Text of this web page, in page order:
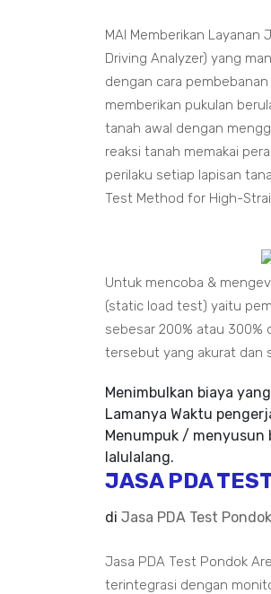
MAI Memberikan
Driving Analyzer) yang
dengan cara
memberikan pukulan
tanah awal dengan
reaksi tanah memakai
perilaku setiap lapisan
Test Method for High-
Untuk mencoba &
(static load test) yaitu
sebesar 200% atau 300%
tersebut yang akurat dan
Menimbulkan biaya
Lamanya Waktu
Menumpuk / menyusun
lalulalang.
JASA PDA
di Jasa PDA Test
Jasa PDA Test Pondok
terintegrasi dengan